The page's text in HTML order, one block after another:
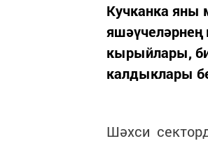
Кучканка яны
яшәүчеләрнең
кырыйлары,
калдыклары
Шәхси